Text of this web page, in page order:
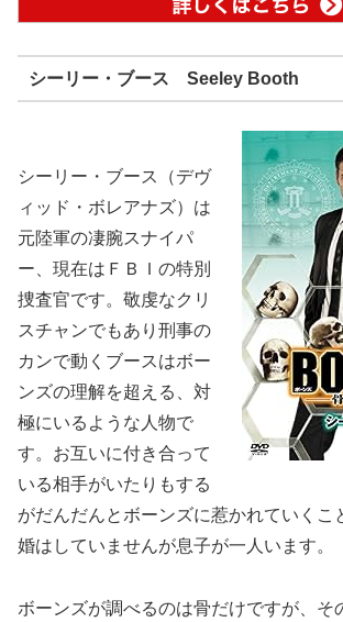
シーリー・ブース Seeley Booth
シーリー・ブース（デヴ
ィッド・ボレアナズ）は
元陸軍の凄腕スナイパ
ー、現在はＦＢＩの特別
捜査官です。敬虔なクリ
スチャンでもあり刑事の
カンで動くブースはボー
ンズの理解を超える、対
極にいるような人物で
す。お互いに付き合って
いる相手がいたりもする
がだんだんとボーンズに惹かれていくこ
婚はしていませんが息子が一人います。
ボーンズが調べるのは骨だけですが、そ